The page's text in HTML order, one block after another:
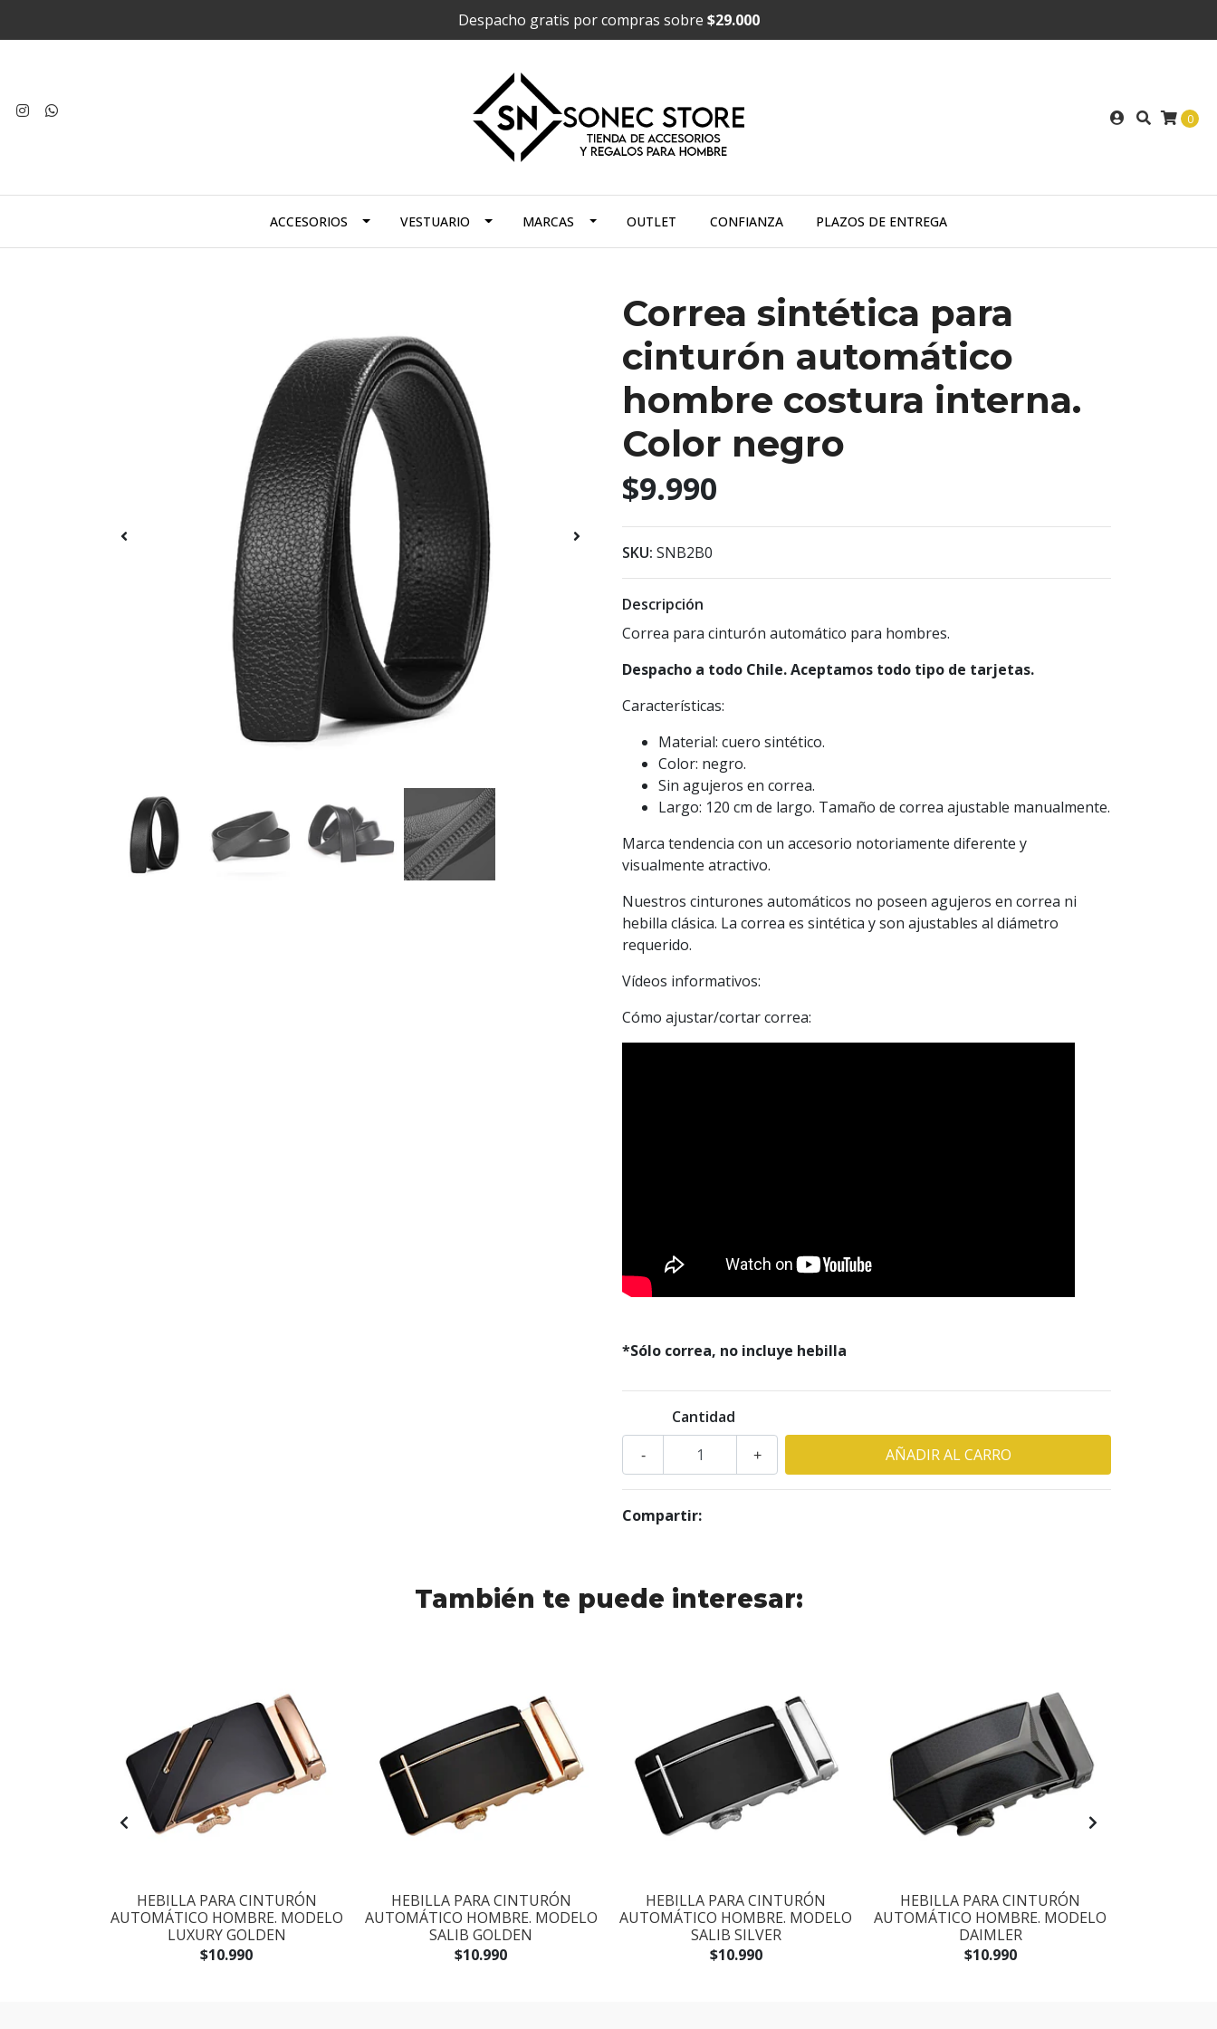
Despacho gratis por compras sobre $29.000
0
ACCESORIOS VESTUARIO MARCAS OUTLET CONFIANZA PLAZOS DE ENTREGA
Correa sintética para
cinturón automático
hombre costura interna.
Color negro
$9.990
SKU: SNB2B0
Descripción
Correa para cinturón automático para hombres.
Despacho a todo Chile. Aceptamos todo tipo de tarjetas.
Características:
Material: cuero sintético.
Color: negro.
Sin agujeros en correa.
Largo: 120 cm de largo. Tamaño de correa ajustable manualmente.
Marca tendencia con un accesorio notoriamente diferente y
visualmente atractivo.
Nuestros cinturones automáticos no poseen agujeros en correa ni
hebilla clásica. La correa es sintética y son ajustables al diámetro
requerido.
Vídeos informativos:
Cómo ajustar/cortar correa:
*Sólo correa, no incluye hebilla
Cantidad
+
-
Compartir:
También te puede interesar:
HEBILLA PARA CINTURÓN
AUTOMÁTICO HOMBRE. MODELO
LUXURY GOLDEN
$10.990
HEBILLA PARA CINTURÓN
AUTOMÁTICO HOMBRE. MODELO
SALIB GOLDEN
$10.990
HEBILLA PARA CINTURÓN
AUTOMÁTICO HOMBRE. MODELO
SALIB SILVER
$10.990
HEBILLA PARA CINTURÓN
AUTOMÁTICO HOMBRE. MODELO
DAIMLER
$10.990